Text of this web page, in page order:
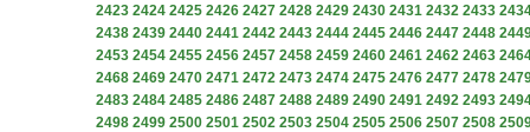
2423 2424 2425 2426 2427 2428 2429 2430 2431 2432 2433
2438 2439 2440 2441 2442 2443 2444 2445 2446 2447 2448
2453 2454 2455 2456 2457 2458 2459 2460 2461 2462 2463
2468 2469 2470 2471 2472 2473 2474 2475 2476 2477 2478
2483 2484 2485 2486 2487 2488 2489 2490 2491 2492 2493
2498 2499 2500 2501 2502 2503 2504 2505 2506 2507 2508